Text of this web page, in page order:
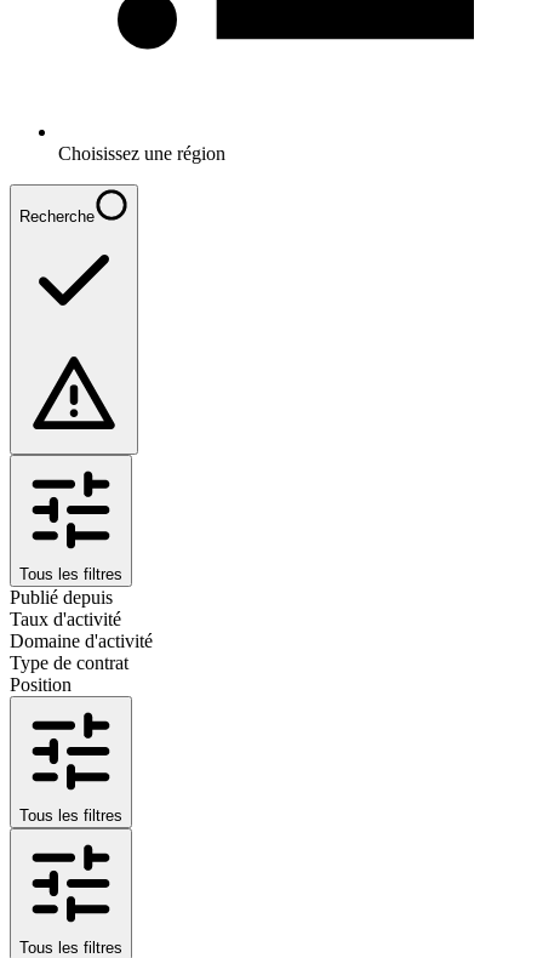
Choisissez une région
Recherche
Tous les filtres
Publié depuis
Taux d'activité
Domaine d'activité
Type de contrat
Position
Tous les filtres
Tous les filtres